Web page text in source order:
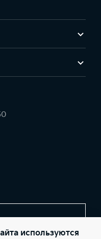
используются